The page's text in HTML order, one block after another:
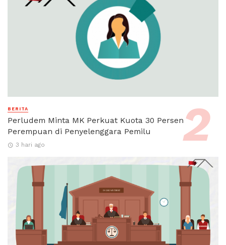
BERITA
Perludem Minta MK Perkuat Kuota 30 Persen
Perempuan di Penyelenggara Pemilu
3 hari ago